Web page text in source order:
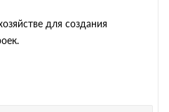
для создания